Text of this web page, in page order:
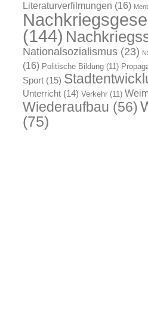
Literaturverfilmungen (16)
(144)
Nationalsozialismus (23)
(16) Politische Bildung (11)
Sport (15)
Unterricht (14) Verkehr (11)
Wiederaufbau (56)
(75)